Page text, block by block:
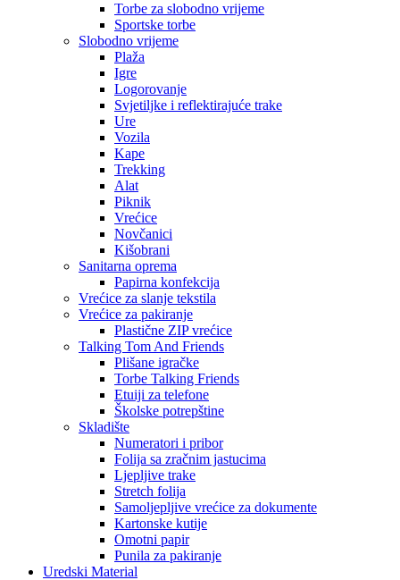
Torbe za slobodno vrijeme
Sportske torbe
Slobodno vrijeme
Plaža
Igre
Logorovanje
Svjetiljke i reflektirajuće trake
Ure
Vozila
Kape
Trekking
Alat
Piknik
Vrećice
Novčanici
Kišobrani
Sanitarna oprema
Papirna konfekcija
Vrećice za slanje tekstila
Vrećice za pakiranje
Plastične ZIP vrećice
Talking Tom And Friends
Plišane igračke
Torbe Talking Friends
Etuiji za telefone
Školske potrepštine
Skladište
Numeratori i pribor
Folija sa zračnim jastucima
Ljepljive trake
Stretch folija
Samoljepljive vrećice za dokumente
Kartonske kutije
Omotni papir
Punila za pakiranje
Uredski Material